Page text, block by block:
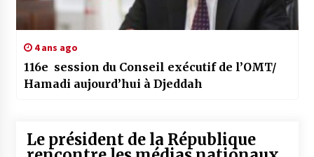
4 ans ago
116e session du Conseil exécutif de l’OMT/
Hamadi aujourd’hui à Djeddah
Le président de la République